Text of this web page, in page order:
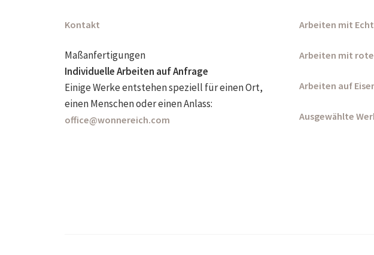
Kontakt
Maßanfertigungen
Individuelle Arbeiten auf Anfrage
Einige Werke entstehen speziell für einen Ort,
einen Menschen oder einen Anlass:
office@wonnereich.com
Arbeiten mit
Arbeiten mit
Arbeiten auf
Ausgewählte